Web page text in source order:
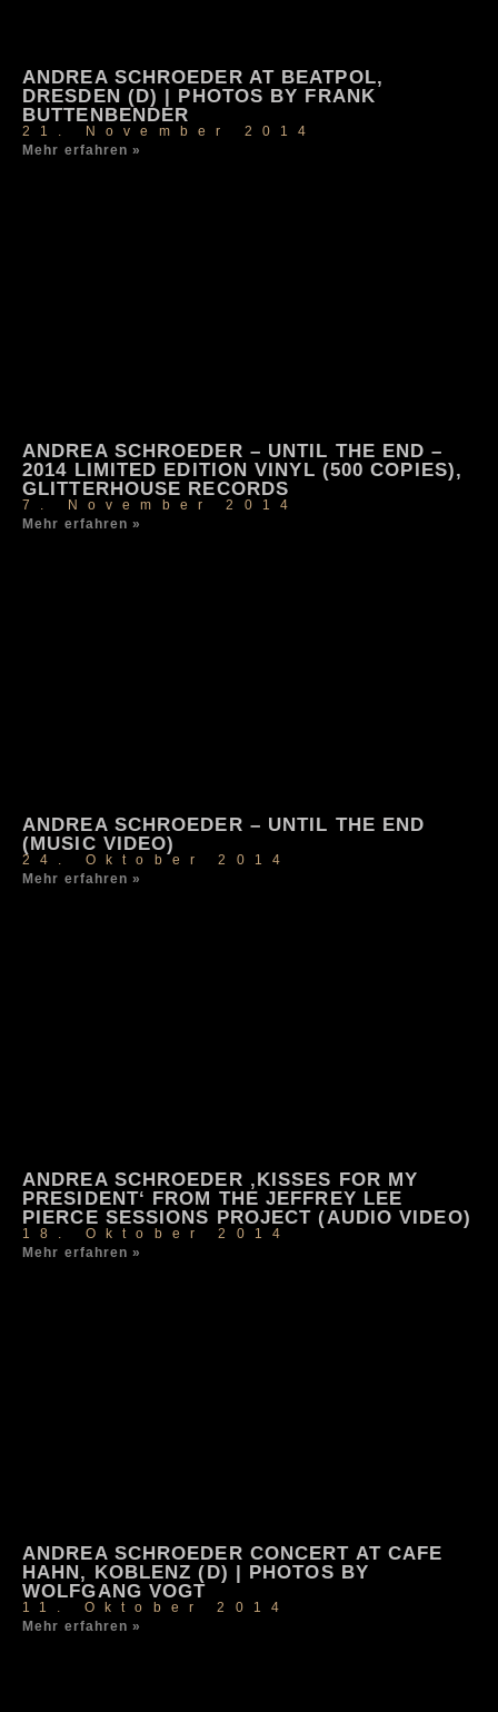
ANDREA SCHROEDER AT BEATPOL,
DRESDEN (D) | PHOTOS BY FRANK
BUTTENBENDER
21. November 2014
Mehr erfahren »
ANDREA SCHROEDER – UNTIL THE END –
2014 LIMITED EDITION VINYL (500 COPIES),
GLITTERHOUSE RECORDS
7. November 2014
Mehr erfahren »
ANDREA SCHROEDER – UNTIL THE END
(MUSIC VIDEO)
24. Oktober 2014
Mehr erfahren »
ANDREA SCHROEDER ‚KISSES FOR MY
PRESIDENT‘ FROM THE JEFFREY LEE
PIERCE SESSIONS PROJECT (AUDIO VIDEO)
18. Oktober 2014
Mehr erfahren »
ANDREA SCHROEDER CONCERT AT CAFE
HAHN, KOBLENZ (D) | PHOTOS BY
WOLFGANG VOGT
11. Oktober 2014
Mehr erfahren »